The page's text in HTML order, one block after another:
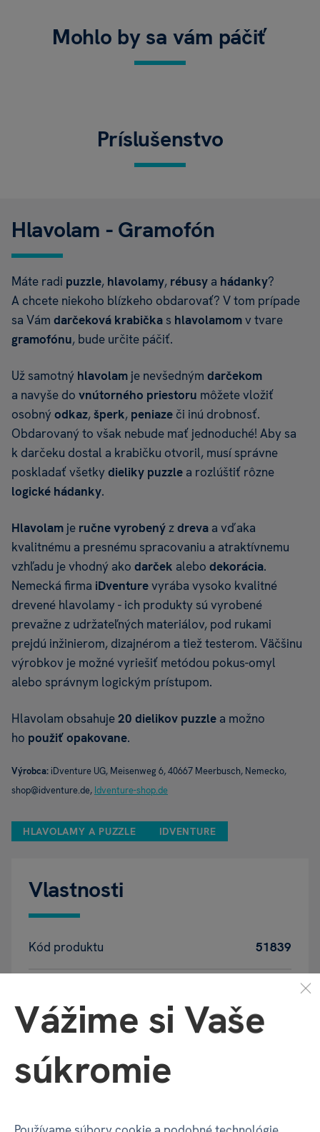
Mohlo by sa vám páčiť
Príslušenstvo
Hlavolam - Gramofón
Máte radi puzzle, hlavolamy, rébusy a hádanky?
A chcete niekoho blízkeho obdarovať? V tom prípade
sa Vám darčeková krabička s hlavolamomv tvare
gramofónu, bude určite páčiť.
Už samotný hlavolam je nevšedným darčekom
a navyše do vnútorného priestoru môžete vložiť
osobnýodkaz,šperk, peniaze či inú drobnosť.
Obdarovaný to však nebude mať jednoduché! Aby sa
k darčeku dostal a krabičku otvoril, musísprávne
poskladať všetkydieliky puzzle a rozlúštiť rôzne
logické hádanky.
Hlavolam je ručne vyrobenýzdreva a vďaka
kvalitnému a presnému spracovaniu a atraktívnemu
vzhľadu je vhodný ako darček alebo dekorácia.
Nemecká firma iDventurevyrába vysoko kvalitné
drevené hlavolamy - ich produkty sú vyrobené
prevažne z udržateľných materiálov, pod rukami
prejdú inžinierom, dizajnérom a tiež testerom. Väčšinu
výrobkov je možné vyriešiť metódou pokus-omyl
alebo správnym logickým prístupom.
Hlavolam obsahuje20 dielikov puzzle a možno
ho použiť opakovane.
Výrobca: iDventure UG, Meisenweg 6, 40667 Meerbusch, Nemecko,
shop@idventure.de, Idventure-shop.de
HLAVOLAMY A PUZZLE IDVENTURE
Vlastnosti
Kód produktu 51839
Katalógové číslo
Doba hrania
Počet hráčov
Vážime si Vaše
súkromie